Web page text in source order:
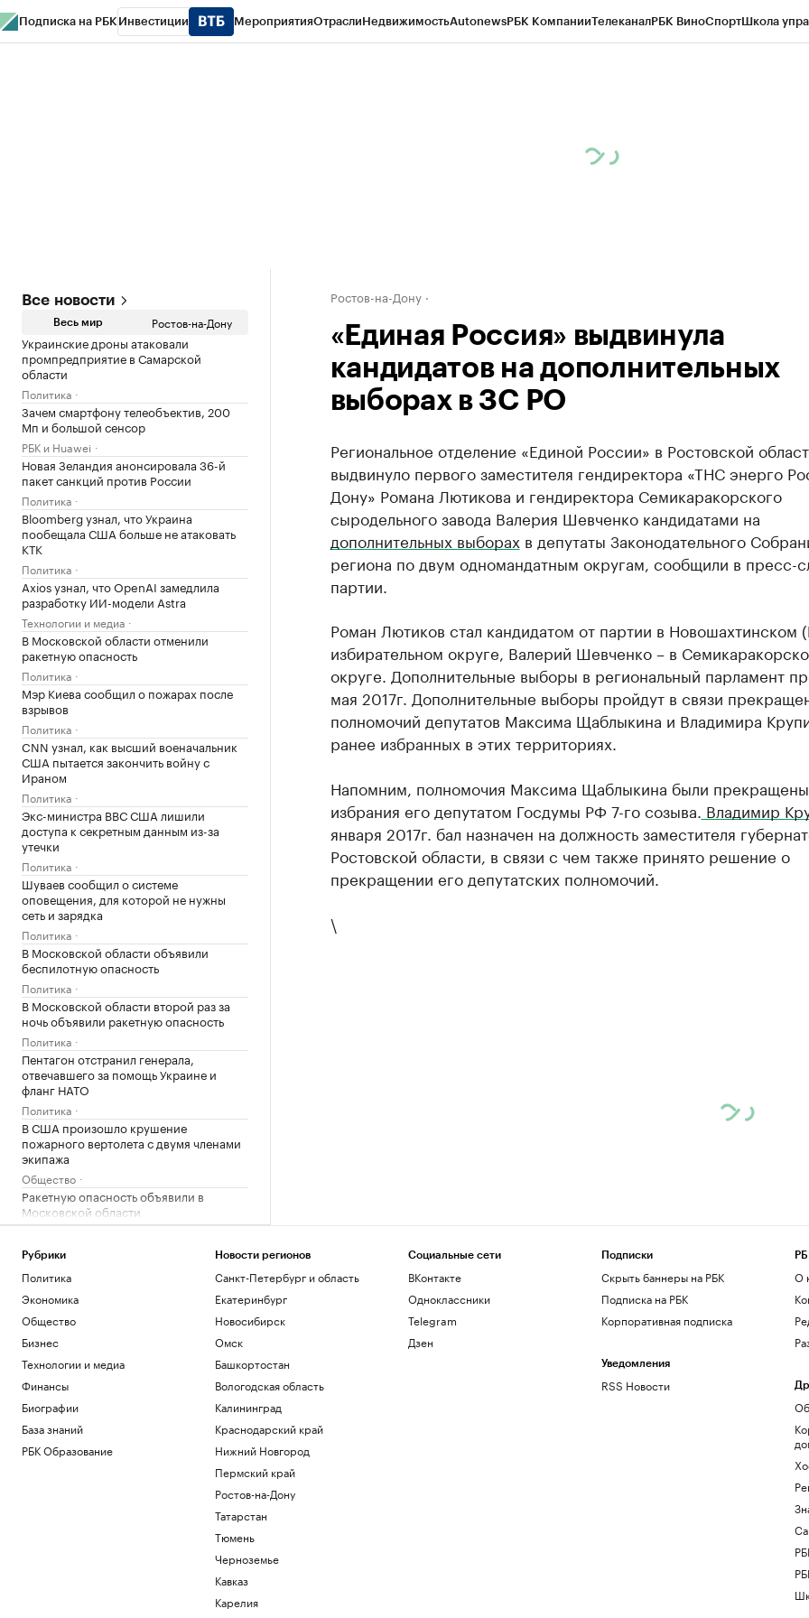
Подписка на РБК Инвестиции МероприятияОтраслиНедвижимостьAutonewsРБК КомпанииТелеканалРБК ВиноСпортШкола
Все новости
Весь мир Ростов-на-Дону
Украинские дроны атаковали
промпредприятие в Самарской
области
Политика
Зачем смартфону телеобъектив, 200
Мп и большой сенсор
РБК и Huawei
Новая Зеландия анонсировала 36-й
пакет санкций против России
Политика
Bloomberg узнал, что Украина
пообещала США больше не атаковать
КТК
Политика
Axios узнал, что OpenAI замедлила
разработку ИИ-модели Astra
Технологии и медиа
В Московской области отменили
ракетную опасность
Политика
Мэр Киева сообщил о пожарах после
взрывов
Политика
CNN узнал, как высший военачальник
США пытается закончить войну с
Ираном
Политика
Экс-министра ВВС США лишили
доступа к секретным данным из-за
утечки
Политика
Шуваев сообщил о системе
оповещения, для которой не нужны
сеть и зарядка
Политика
В Московской области объявили
беспилотную опасность
Политика
В Московской области второй раз за
ночь объявили ракетную опасность
Политика
Пентагон отстранил генерала,
отвечавшего за помощь Украине и
фланг НАТО
Политика
В США произошло крушение
пожарного вертолета с двумя членами
экипажа
Общество
Ракетную опасность объявили в
Московской области
Политика
В семи регионах, включая Московскую
область, объявили ракетную опасность
Политика
«Одиссея» Нолана собрала в прокате
более $1 млрд
Общество
завершить испытания «Золотого
купола»
Политика
Четыре доступных и понятных
инструмента диверсификации
накоплений
Госдепа раньше, чтобы «вести войну»
Ростов-на-Дону
«Единая Россия» выдвинула
кандидатов на дополнительных
выборах в ЗС РО
Региональное отделение «Единой России» в Ростовской
выдвинуло первого заместителя гендиректора «ТНС энерго
Дону» Романа Лютикова и гендиректора Семикаракорского
сыродельного завода Валерия Шевченко кандидатами на
дополнительных выборах в депутаты Законодательного
региона по двум одномандатным округам, сообщили в пресс-
партии.
Роман Лютиков стал кандидатом от партии в Новошахтинском
избирательном округе, Валерий Шевченко – в
округе. Дополнительные выборы в региональный парламент
мая 2017г. Дополнительные выборы пройдут в связи
полномочий депутатов Максима Щаблыкина и Владимира
ранее избранных в этих территориях.
Напомним, полномочия Максима Щаблыкина были
избрания его депутатом Госдумы РФ 7-го созыва. Владимир
января 2017г. бал назначен на должность заместителя
Ростовской области, в связи с чем также принято решение о
прекращении его депутатских полномочий.
\
Рубрики
Политика
Экономика
Общество
Бизнес
Технологии и медиа
Финансы
Биографии
База знаний
РБК Образование
Новости регионов
Санкт-Петербург и область
Екатеринбург
Новосибирск
Омск
Башкортостан
Вологодская область
Калининград
Краснодарский край
Нижний Новгород
Пермский край
Ростов-на-Дону
Татарстан
Тюмень
Черноземье
Кавказ
Карелия
Социальные сети
ВКонтакте
Одноклассники
Telegram
Дзен
Подписки
Скрыть баннеры на РБК
Подписка на РБК
Корпоративная подписка
Уведомления
RSS Новости
О